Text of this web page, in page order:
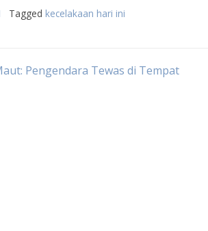
Tagged kecelakaan hari ini
Pengendara Tewas di Tempat